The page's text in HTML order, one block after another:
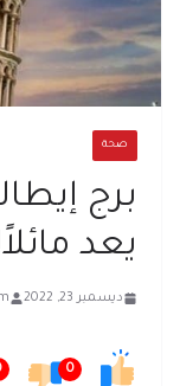
صحة
برج
يعد
ديسمبر 23, 2022
0